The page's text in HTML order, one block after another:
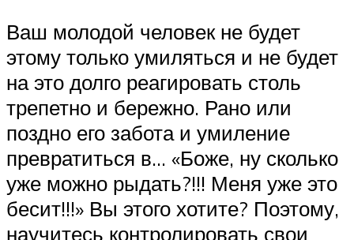
Ваш молодой человек не будет
этому только умиляться и не будет
на это долго реагировать столь
трепетно и бережно. Рано или
поздно его забота и умиление
превратиться в… «Боже, ну сколько
уже можно рыдать?!!! Меня уже это
бесит!!!» Вы этого хотите? Поэтому,
научитесь контролировать свои